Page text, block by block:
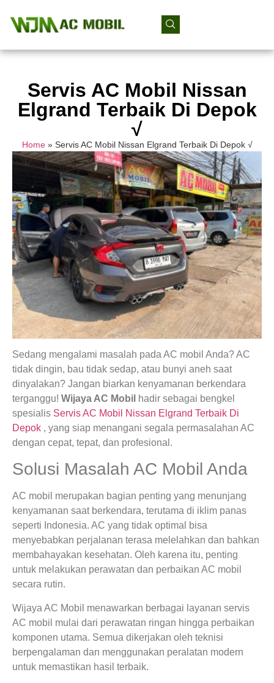
Servis AC Mobil Nissan
Elgrand Terbaik Di Depok
√
Home» Servis AC Mobil Nissan Elgrand Terbaik Di Depok √
Sedang mengalami masalah pada AC mobil Anda? AC
tidak dingin, bau tidak sedap, atau bunyi aneh saat
dinyalakan? Jangan biarkan kenyamanan berkendara
terganggu! Wijaya AC Mobil hadir sebagai bengkel
spesialis Servis AC Mobil Nissan Elgrand Terbaik Di
Depok , yang siap menangani segala permasalahan AC
dengan cepat, tepat, dan profesional.
Solusi Masalah AC Mobil Anda
AC mobil merupakan bagian penting yang menunjang
kenyamanan saat berkendara, terutama di iklim panas
seperti Indonesia. AC yang tidak optimal bisa
menyebabkan perjalanan terasa melelahkan dan bahkan
membahayakan kesehatan. Oleh karena itu, penting
untuk melakukan perawatan dan perbaikan AC mobil
secara rutin.
Wijaya AC Mobil menawarkan berbagai layanan servis
AC mobil mulai dari perawatan ringan hingga perbaikan
komponen utama. Semua dikerjakan oleh teknisi
berpengalaman dan menggunakan peralatan modern
untuk memastikan hasil terbaik.